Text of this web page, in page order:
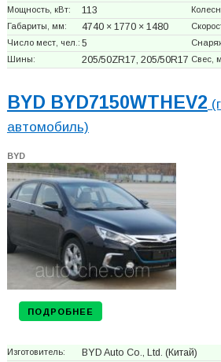
Мощность, кВт: 113
Габариты, мм: 4740 × 1770 × 1480
Число мест, чел.: 5
Шины: 205/50ZR17, 205/50R17 Свес,
BYD BYD7150WTHEV2
автомобиль)
BYD
ПОДРОБНЕЕ
Изготовитель: BYD Auto Co., Ltd. (Китай)